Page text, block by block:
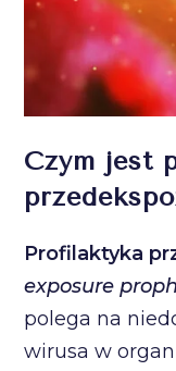
Czym jest
Profilaktyka
exposure
polega na
wirusa w